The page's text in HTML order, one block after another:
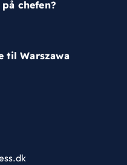
chefen?
til Warszawa